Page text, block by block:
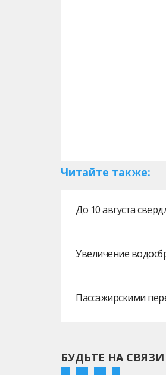
Читайте также:
До 10 августа
Увеличение
Пассажирскими
БУДЬТЕ НА